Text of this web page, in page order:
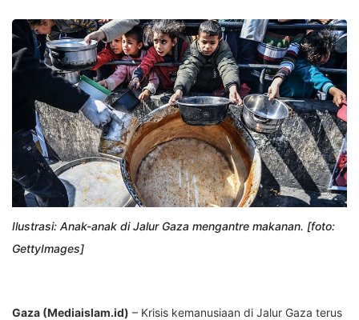
Ilustrasi: Anak-anak di Jalur Gaza mengantre makanan. [foto:
GettyImages]
Gaza (Mediaislam.id) – Krisis kemanusiaan di Jalur Gaza terus